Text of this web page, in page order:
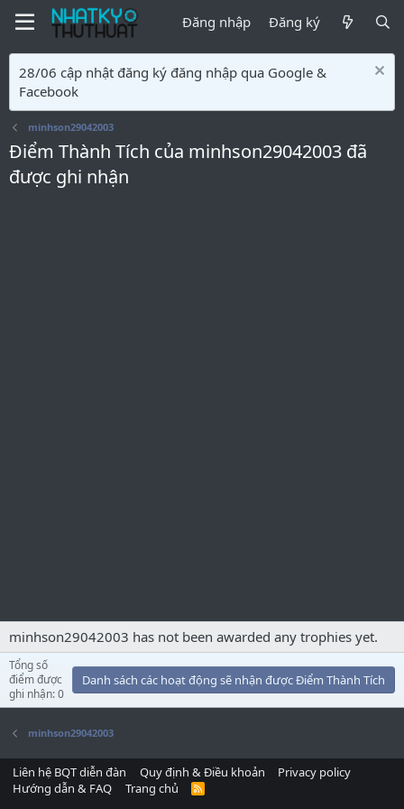
Đăng nhập Đăng ký
28/06 cập nhật đăng ký đăng nhập qua Google &
Facebook
minhson29042003
Điểm Thành Tích của minhson29042003 đã
được ghi nhận
minhson29042003 has not been awarded any trophies yet.
Tổng số
điểm được
ghi nhận: 0
Danh sách các hoạt động sẽ nhận được Điểm Thành Tích
minhson29042003
Liên hệ BQT diễn đàn Quy định & Điều khoản
Privacy policy
Hướng dẫn & FAQ
Trang chủ
R